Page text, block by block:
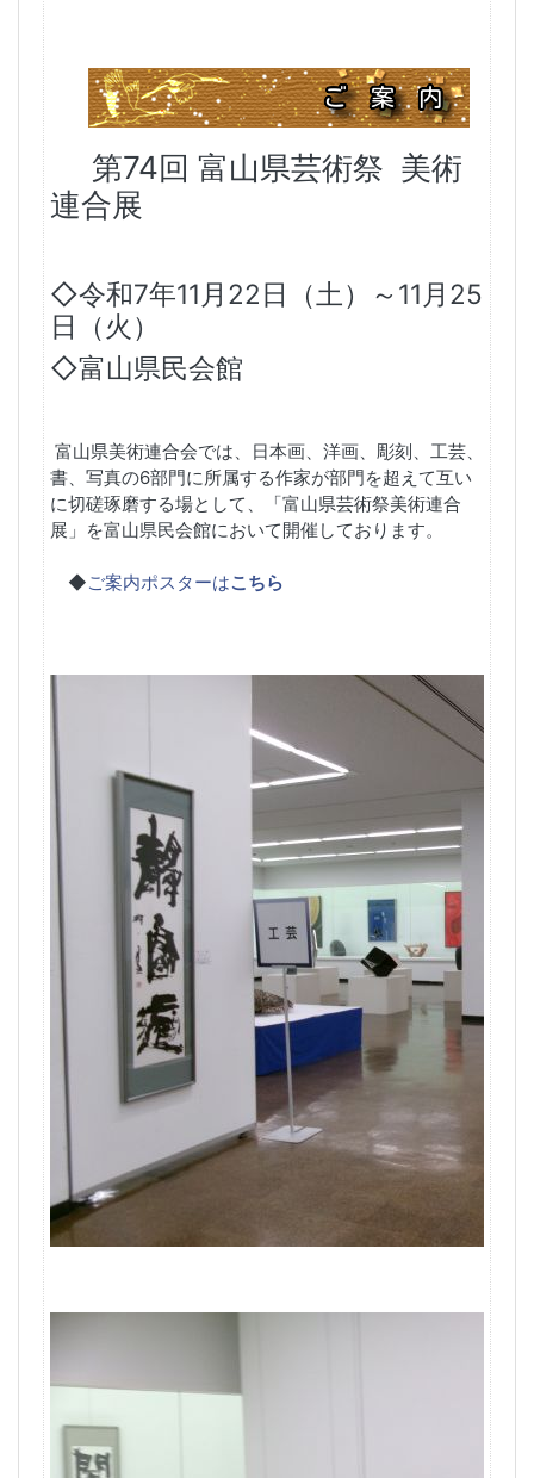
第74回 富山県芸術祭 美術
連合展
◇令和7年11月22日（土）～11月25
日（火）
◇富山県民会館
富山県美術連合会では、日本画、洋画、彫刻、工芸、
書、写真の6部門に所属する作家が部門を超えて互い
に切磋琢磨する場として、「富山県芸術祭美術連合
展」を富山県民会館において開催しております。
◆ご案内ポスターはこちら